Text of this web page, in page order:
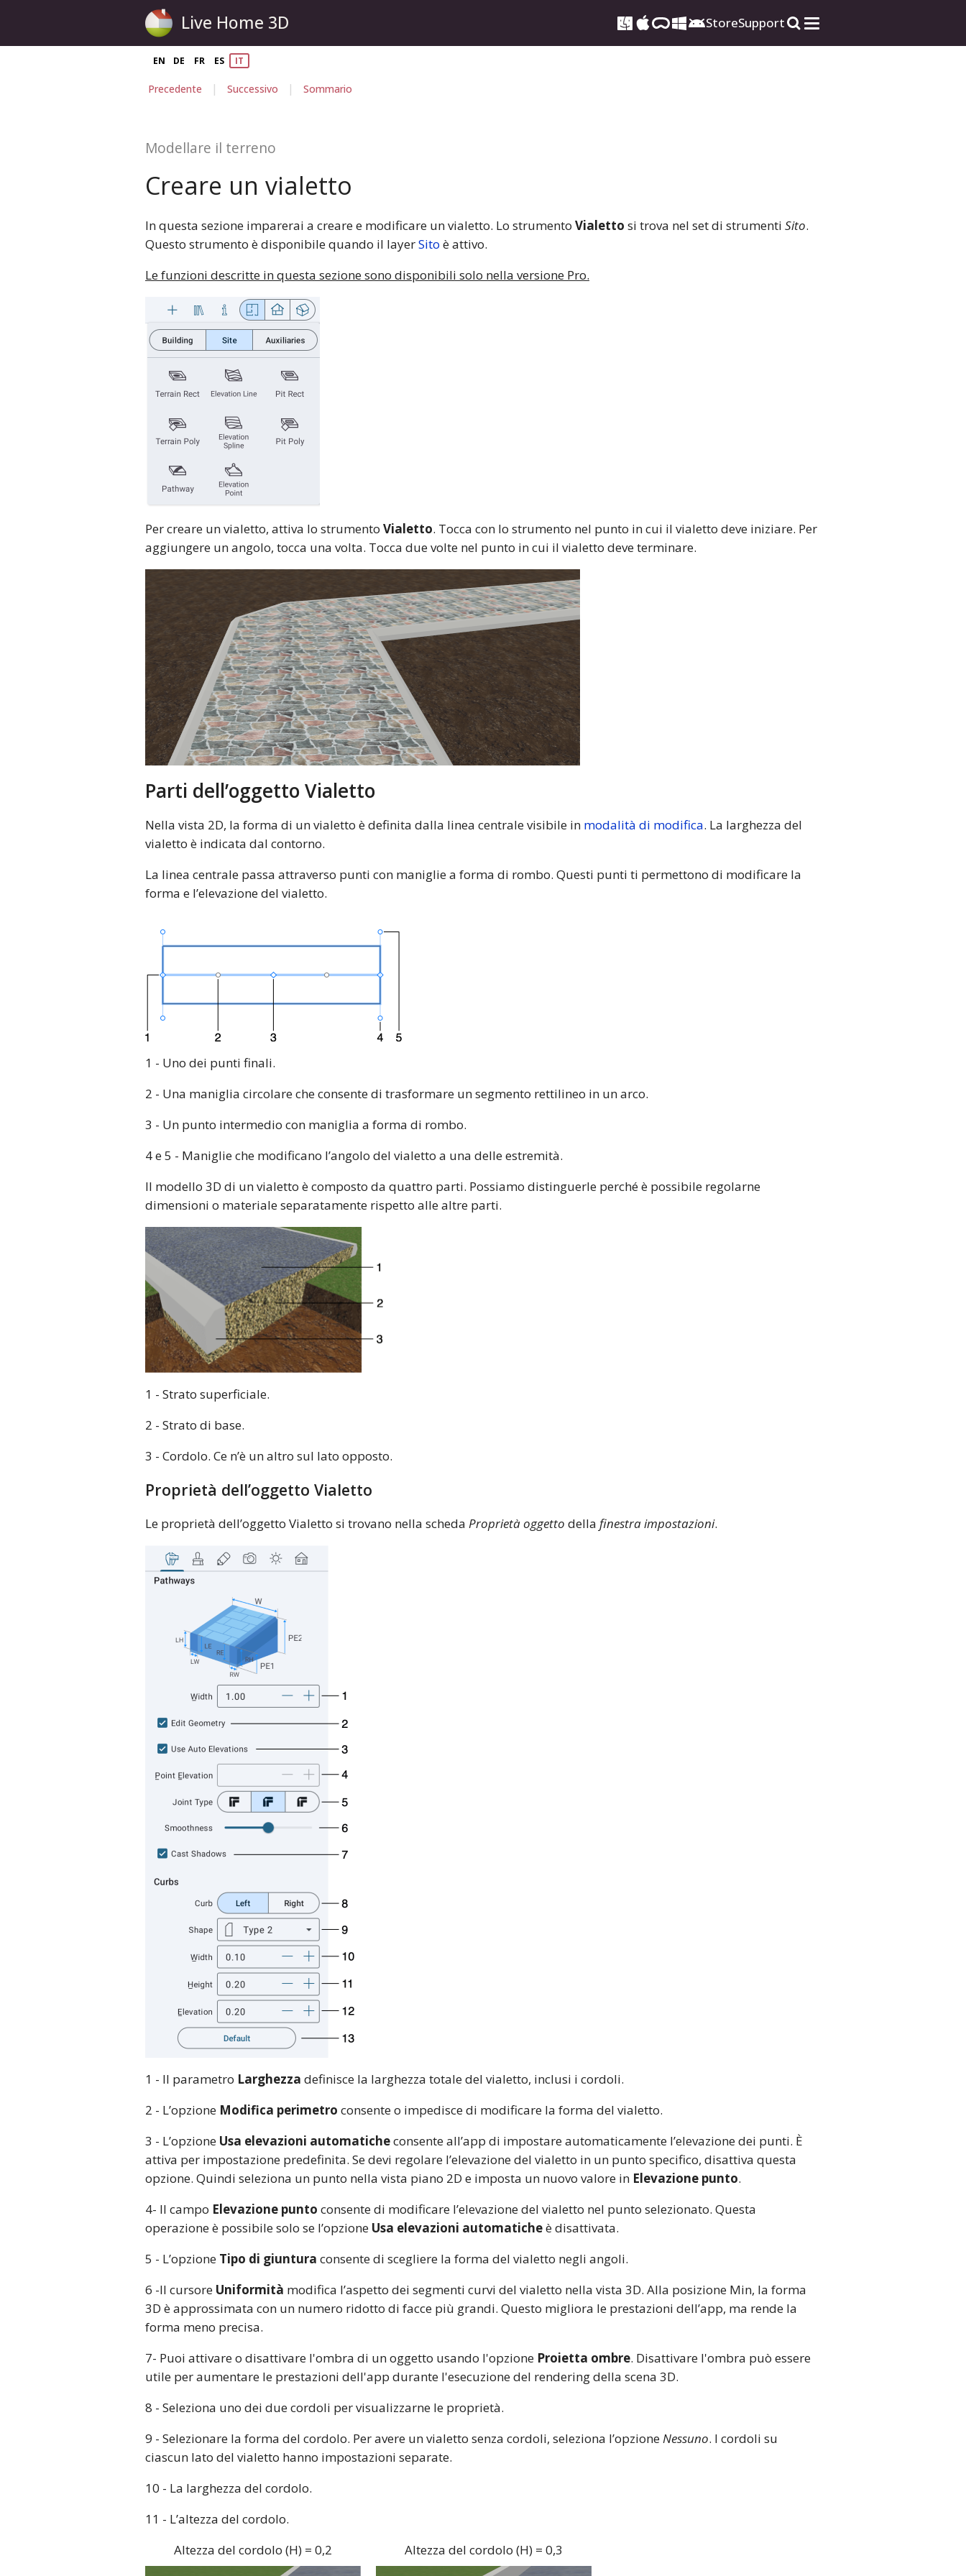
Live Home 3D StoreSupport
EN DE FR ES IT
Precedente | Successivo | Sommario
Modellare il terreno
Creare un vialetto
In questa sezione imparerai a creare e modificare un vialetto. Lo strumento Vialetto si trova nel set di strumenti Sito.
Questo strumento è disponibile quando il layerSito è attivo.
Le funzioni descritte in questa sezione sono disponibili solo nella versione Pro.
Per creare un vialetto, attiva lo strumento Vialetto. Tocca con lo strumento nel punto in cui il vialetto deve iniziare. Per
aggiungere un angolo, tocca una volta. Tocca due volte nel punto in cui il vialetto deve terminare.
Parti dell’oggetto Vialetto
Nella vista 2D, la forma di un vialetto è definita dalla linea centrale visibile in modalità di modifica. La larghezza del
vialetto è indicata dal contorno.
La linea centrale passa attraverso punti con maniglie a forma di rombo. Questi punti ti permettono di modificare la
forma e l’elevazione del vialetto.
1 - Uno dei punti finali.
2 - Una maniglia circolare che consente di trasformare un segmento rettilineo in un arco.
3 - Un punto intermedio con maniglia a forma di rombo.
4 e 5 - Maniglie che modificano l’angolo del vialetto a una delle estremità.
Il modello 3D di un vialetto è composto da quattro parti. Possiamo distinguerle perché è possibile regolarne
dimensioni o materiale separatamente rispetto alle altre parti.
1 - Strato superficiale.
2 - Strato di base.
3 - Cordolo. Ce n’è un altro sul lato opposto.
Proprietà dell’oggetto Vialetto
Le proprietà dell’oggetto Vialetto si trovano nella scheda Proprietà oggetto della finestra impostazioni.
1 - Il parametro Larghezza definisce la larghezza totale del vialetto, inclusi i cordoli.
2 - L’opzione Modifica perimetro consente o impedisce di modificare la forma del vialetto.
3 - L’opzione Usa elevazioni automaticheconsente all’app di impostare automaticamente l’elevazione dei punti. È
attiva per impostazione predefinita. Se devi regolare l’elevazione del vialetto in un punto specifico, disattiva questa
opzione. Quindi seleziona un punto nella vista piano 2D e imposta un nuovo valore in Elevazione punto.
4- Il campo Elevazione punto consente di modificare l’elevazione del vialetto nel punto selezionato. Questa
operazione è possibile solo se l’opzione Usa elevazioni automaticheè disattivata.
5 - L’opzione Tipo di giuntura consente di scegliere la forma del vialetto negli angoli.
6 -Il cursore Uniformità modifica l’aspetto dei segmenti curvi del vialetto nella vista 3D. Alla posizione Min, la forma
3D è approssimata con un numero ridotto di facce più grandi. Questo migliora le prestazioni dell’app, ma rende la
forma meno precisa.
7- Puoi attivare o disattivare l'ombra di un oggetto usando l'opzione Proietta ombre. Disattivare l'ombra può essere
utile per aumentare le prestazioni dell'app durante l'esecuzione del rendering della scena 3D.
8 - Seleziona uno dei due cordoli per visualizzarne le proprietà.
9 - Selezionare la forma del cordolo. Per avere un vialetto senza cordoli, seleziona l’opzioneNessuno. I cordoli su
ciascun lato del vialetto hanno impostazioni separate.
10 - La larghezza del cordolo.
11 - L’altezza del cordolo.
Altezza del cordolo (H) = 0,2
Altezza del cordolo (H) = 0,3